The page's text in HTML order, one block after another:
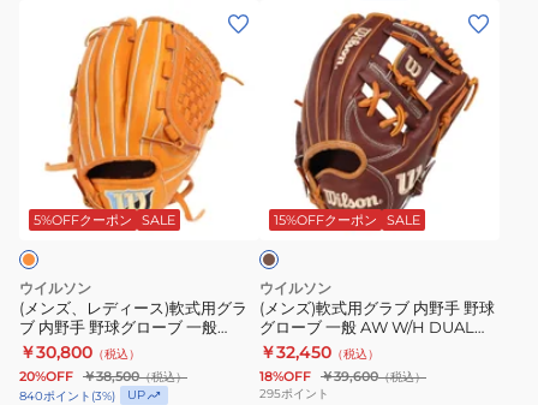
WBW103733
WBW103734
ー
一
般
B
DUAL
INFIELD
ー
一
般
DUAL
INFIELD
86
ス)
軟
式
用
グ
ラ
ブ
5%OFFクーポン SALE
ウイルソン
(メンズ、レディース)軟式用グラ
ブ 内野手 野球グローブ 一般
DUAL INFIELD 87 ORTN
WBW104350
￥30,800 （税込）
20%OFF ￥38,500（税込）
840ポイント (3%) UP
ラ
ブ
内
野
手
野
球
15%OFFクーポン SALE
ダ
ー
ク
ウ
ン
ウイルソン
(メンズ)軟式用グラブ 内野手 野球
グローブ 一般 AW W/H DUAL
1723 WBW103808
￥32,450 （税込）
18%OFF ￥39,600（税込）
295ポイント